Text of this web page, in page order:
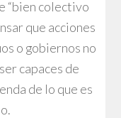
“bien colectivo
que acciones
o gobiernos no
capaces de
de lo que es